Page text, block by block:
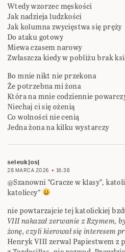
Wtedy wzorzec męskości
Jak nadzieja ludzkości
Jak kolumna zwycięstwa się pręży
Do ataku gotowy
Miewa czasem narowy
Zwłaszcza kiedy w pobliżu brak
Bo mnie nikt nie przekona
Że potrzebna mi żona
Która na mnie codziennie
Niechaj ci się ożenią
Co wolności nie cenią
Jedna żona na kilku wystarczy
seleuk|os|
28 MARCA 2026 16:38
@Szanowni ”Gracze w klasy”,
katoliccy”
nie powtarzajcie tej katolickiej
VIII nakazał zerwanie z Rzymem,
żonę, czyli kierował się interesem
Henryk VIII zerwal Papiestwem z